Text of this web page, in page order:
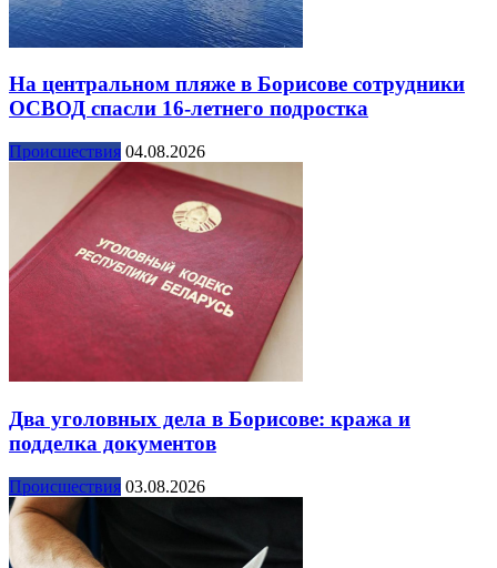
На центральном пляже в Борисове сотрудники
ОСВОД спасли 16-летнего подростка
Происшествия 04.08.2026
Два уголовных дела в Борисове: кража и
подделка документов
Происшествия 03.08.2026